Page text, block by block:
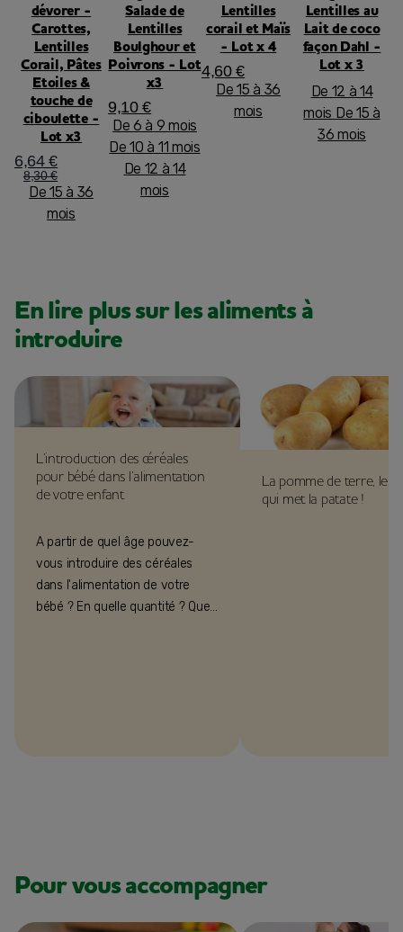
dévorer -
Carottes,
Lentilles
Corail, Pâtes
Etoiles &
touche de
ciboulette -
Lot x3
6,64 €
8,30 €
De 15 à 36
mois
Salade de
Lentilles
Boulghour et
Poivrons - Lot
x3
9,10 €
De 6 à 9 mois
De 10 à 11 mois
De 12 à 14
mois
Lentilles
corail et Maïs
- Lot x 4
4,60 €
De 15 à 36
mois
Lentilles au
Lait de coco
façon Dahl -
Lot x 3
De 12 à 14
mois De 15 à
36 mois
En lire plus sur les aliments à
introduire
L’introduction des céréales
pour bébé dans l’alimentation
de votre enfant
A partir de quel âge pouvez-
vous introduire des céréales
dans l'alimentation de votre
bébé ? En quelle quantité ? Quels
La pomme de terre, le
qui met la patate !
Pour vous accompagner